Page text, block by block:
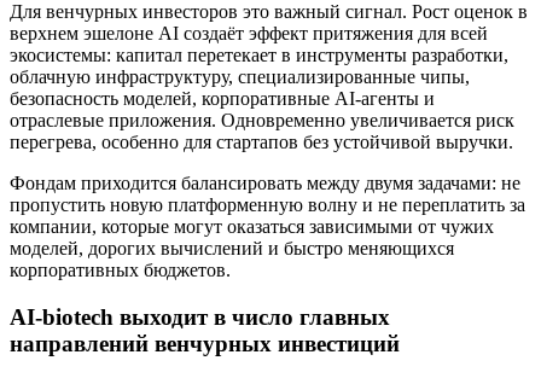
Для венчурных инвесторов это важный сигнал. Рост оценок в
верхнем эшелоне AI создаёт эффект притяжения для всей
экосистемы: капитал перетекает в инструменты разработки,
облачную инфраструктуру, специализированные чипы,
безопасность моделей, корпоративные AI-агенты и
отраслевые приложения. Одновременно увеличивается риск
перегрева, особенно для стартапов без устойчивой выручки.
Фондам приходится балансировать между двумя задачами: не
пропустить новую платформенную волну и не переплатить за
компании, которые могут оказаться зависимыми от чужих
моделей, дорогих вычислений и быстро меняющихся
корпоративных бюджетов.
AI-biotech выходит в число главных
направлений венчурных инвестиций